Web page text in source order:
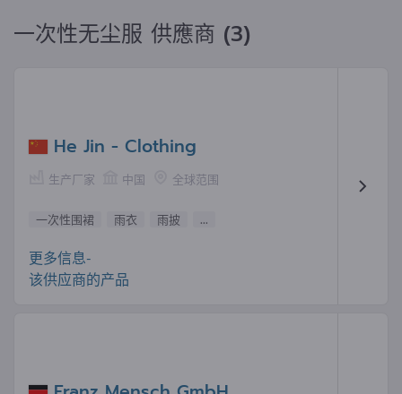
一次性无尘服 供應商 (3)
He Jin - Clothing
生产厂家 中国 全球范围
一次性围裙 雨衣 雨披 ...
更多信息-
该供应商的产品